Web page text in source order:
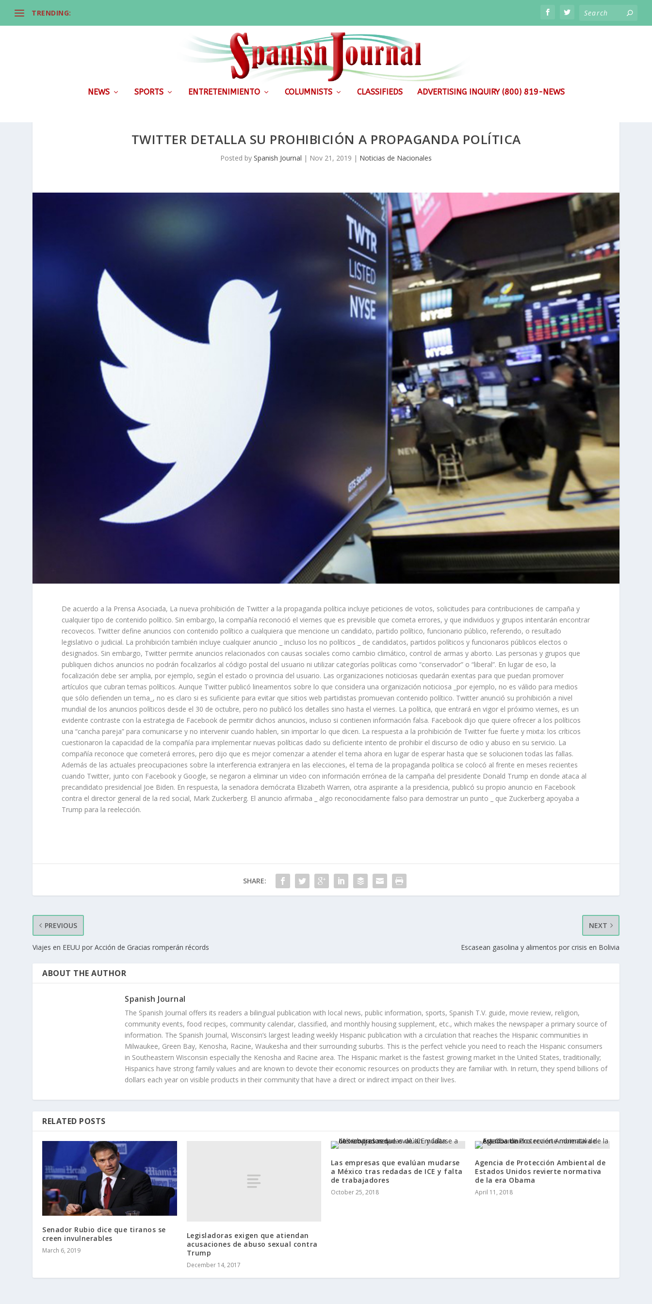
TRENDING:
NEWS SPORTS ENTRETENIMIENTO COLUMNISTS CLASSIFIEDS ADVERTISING INQUIRY (800) 819-NEWS
TWITTER DETALLA SU PROHIBICIÓN A PROPAGANDA POLÍTICA
Posted by Spanish Journal | Nov 21, 2019 | Noticias de Nacionales
De acuerdo a la Prensa Asociada, La nueva prohibición de Twitter a la propaganda política incluye peticiones de votos, solicitudes para contribuciones de campaña y
cualquier tipo de contenido político. Sin embargo, la compañía reconoció el viernes que es previsible que cometa errores, y que individuos y grupos intentarán encontrar
recovecos. Twitter define anuncios con contenido político a cualquiera que mencione un candidato, partido político, funcionario público, referendo, o resultado
legislativo o judicial. La prohibición también incluye cualquier anuncio _ incluso los no políticos _ de candidatos, partidos políticos y funcionaros públicos electos o
designados. Sin embargo, Twitter permite anuncios relacionados con causas sociales como cambio climático, control de armas y aborto. Las personas y grupos que
publiquen dichos anuncios no podrán focalizarlos al código postal del usuario ni utilizar categorías políticas como “conservador” o “liberal”. En lugar de eso, la
focalización debe ser amplia, por ejemplo, según el estado o provincia del usuario. Las organizaciones noticiosas quedarán exentas para que puedan promover
artículos que cubran temas políticos. Aunque Twitter publicó lineamentos sobre lo que considera una organización noticiosa _por ejemplo, no es válido para medios
que sólo defienden un tema_, no es claro si es suficiente para evitar que sitios web partidistas promuevan contenido político. Twitter anunció su prohibición a nivel
mundial de los anuncios políticos desde el 30 de octubre, pero no publicó los detalles sino hasta el viernes. La política, que entrará en vigor el próximo viernes, es un
evidente contraste con la estrategia de Facebook de permitir dichos anuncios, incluso si contienen información falsa. Facebook dijo que quiere ofrecer a los políticos
una “cancha pareja” para comunicarse y no intervenir cuando hablen, sin importar lo que dicen. La respuesta a la prohibición de Twitter fue fuerte y mixta: los críticos
cuestionaron la capacidad de la compañía para implementar nuevas políticas dado su deficiente intento de prohibir el discurso de odio y abuso en su servicio. La
compañía reconoce que cometerá errores, pero dijo que es mejor comenzar a atender el tema ahora en lugar de esperar hasta que se solucionen todas las fallas.
Además de las actuales preocupaciones sobre la interferencia extranjera en las elecciones, el tema de la propaganda política se colocó al frente en meses recientes
cuando Twitter, junto con Facebook y Google, se negaron a eliminar un video con información errónea de la campaña del presidente Donald Trump en donde ataca al
precandidato presidencial Joe Biden. En respuesta, la senadora demócrata Elizabeth Warren, otra aspirante a la presidencia, publicó su propio anuncio en Facebook
contra el director general de la red social, Mark Zuckerberg. El anuncio afirmaba _ algo reconocidamente falso para demostrar un punto _ que Zuckerberg apoyaba a
Trump para la reelección.
SHARE:
PREVIOUS
Viajes en EEUU por Acción de Gracias romperán récords
NEXT
Escasean gasolina y alimentos por crisis en Bolivia
ABOUT THE AUTHOR
Spanish Journal
The Spanish Journal offers its readers a bilingual publication with local news, public information, sports, Spanish T.V. guide, movie review, religion,
community events, food recipes, community calendar, classified, and monthly housing supplement, etc., which makes the newspaper a primary source of
information. The Spanish Journal, Wisconsin’s largest leading weekly Hispanic publication with a circulation that reaches the Hispanic communities in
Milwaukee, Green Bay, Kenosha, Racine, Waukesha and their surrounding suburbs. This is the perfect vehicle you need to reach the Hispanic consumers
in Southeastern Wisconsin especially the Kenosha and Racine area. The Hispanic market is the fastest growing market in the United States, traditionally;
Hispanics have strong family values and are known to devote their economic resources on products they are familiar with. In return, they spend billions of
dollars each year on visible products in their community that have a direct or indirect impact on their lives.
RELATED POSTS
Senador Rubio dice que tiranos se
creen invulnerables
March 6, 2019
Legisladoras exigen que atiendan
acusaciones de abuso sexual contra
Trump
December 14, 2017
Las empresas que evalúan mudarse
a México tras redadas de ICE y falta
de trabajadores
October 25, 2018
Agencia de Protección Ambiental de
Estados Unidos revierte normativa
de la era Obama
April 11, 2018